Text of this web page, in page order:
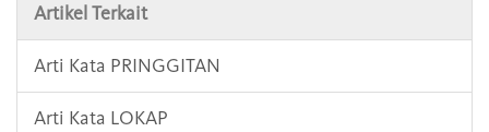
Artikel Terkait
Arti Kata PRINGGITAN
Arti Kata LOKAP